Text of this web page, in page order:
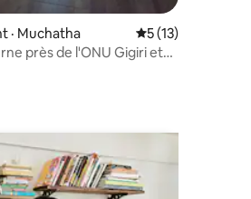
· Muchatha Note moyenne
5 (13)
près de l'ONU Gigiri et
Two Rivers